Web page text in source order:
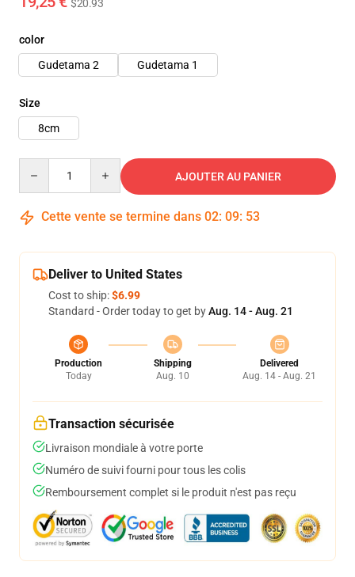
$20.93
color
Gudetama 2
Gudetama 1
Size
8cm
AJOUTER AU PANIER
Cette vente se termine dans 02: 09: 52
Deliver to United States
Cost to ship:$6.99
Standard - Order today to get byAug. 14 - Aug. 21
Production
Today
Shipping
Aug. 10
Delivered
Aug. 14 - Aug. 21
Transaction sécurisée
Livraison mondiale à votre porte
Numéro de suivi fourni pour tous les colis
Remboursement complet si le produit n'est pas reçu